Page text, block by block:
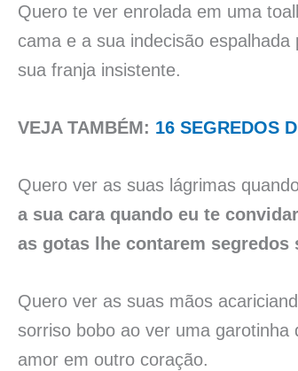
Quero te ver enrolada em uma
cama e a sua indecisão
sua franja insistente.
VEJA TAMBÉM: 16 SEGREDOS
Quero ver as suas lágrimas
a sua cara quando eu te
as gotas lhe contarem segredos
Quero ver as suas mãos
sorriso bobo ao ver uma
amor em outro coração.